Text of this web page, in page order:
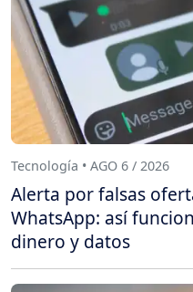
Tecnología • AGO 6 / 2026
Alerta por falsas
WhatsApp: así
dinero y datos